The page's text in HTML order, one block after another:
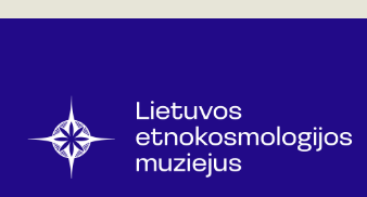
14.00 (RU. k), 14.30, 15.00, 16.00,
val. Organizuotos grupės (20 ir daugiau asmenų)
gali registruotis ir kitu laiku.Dėmesio!
Ekskursijoje gali dalyvauti ribotas
skaičius, todėl rekomenduojame